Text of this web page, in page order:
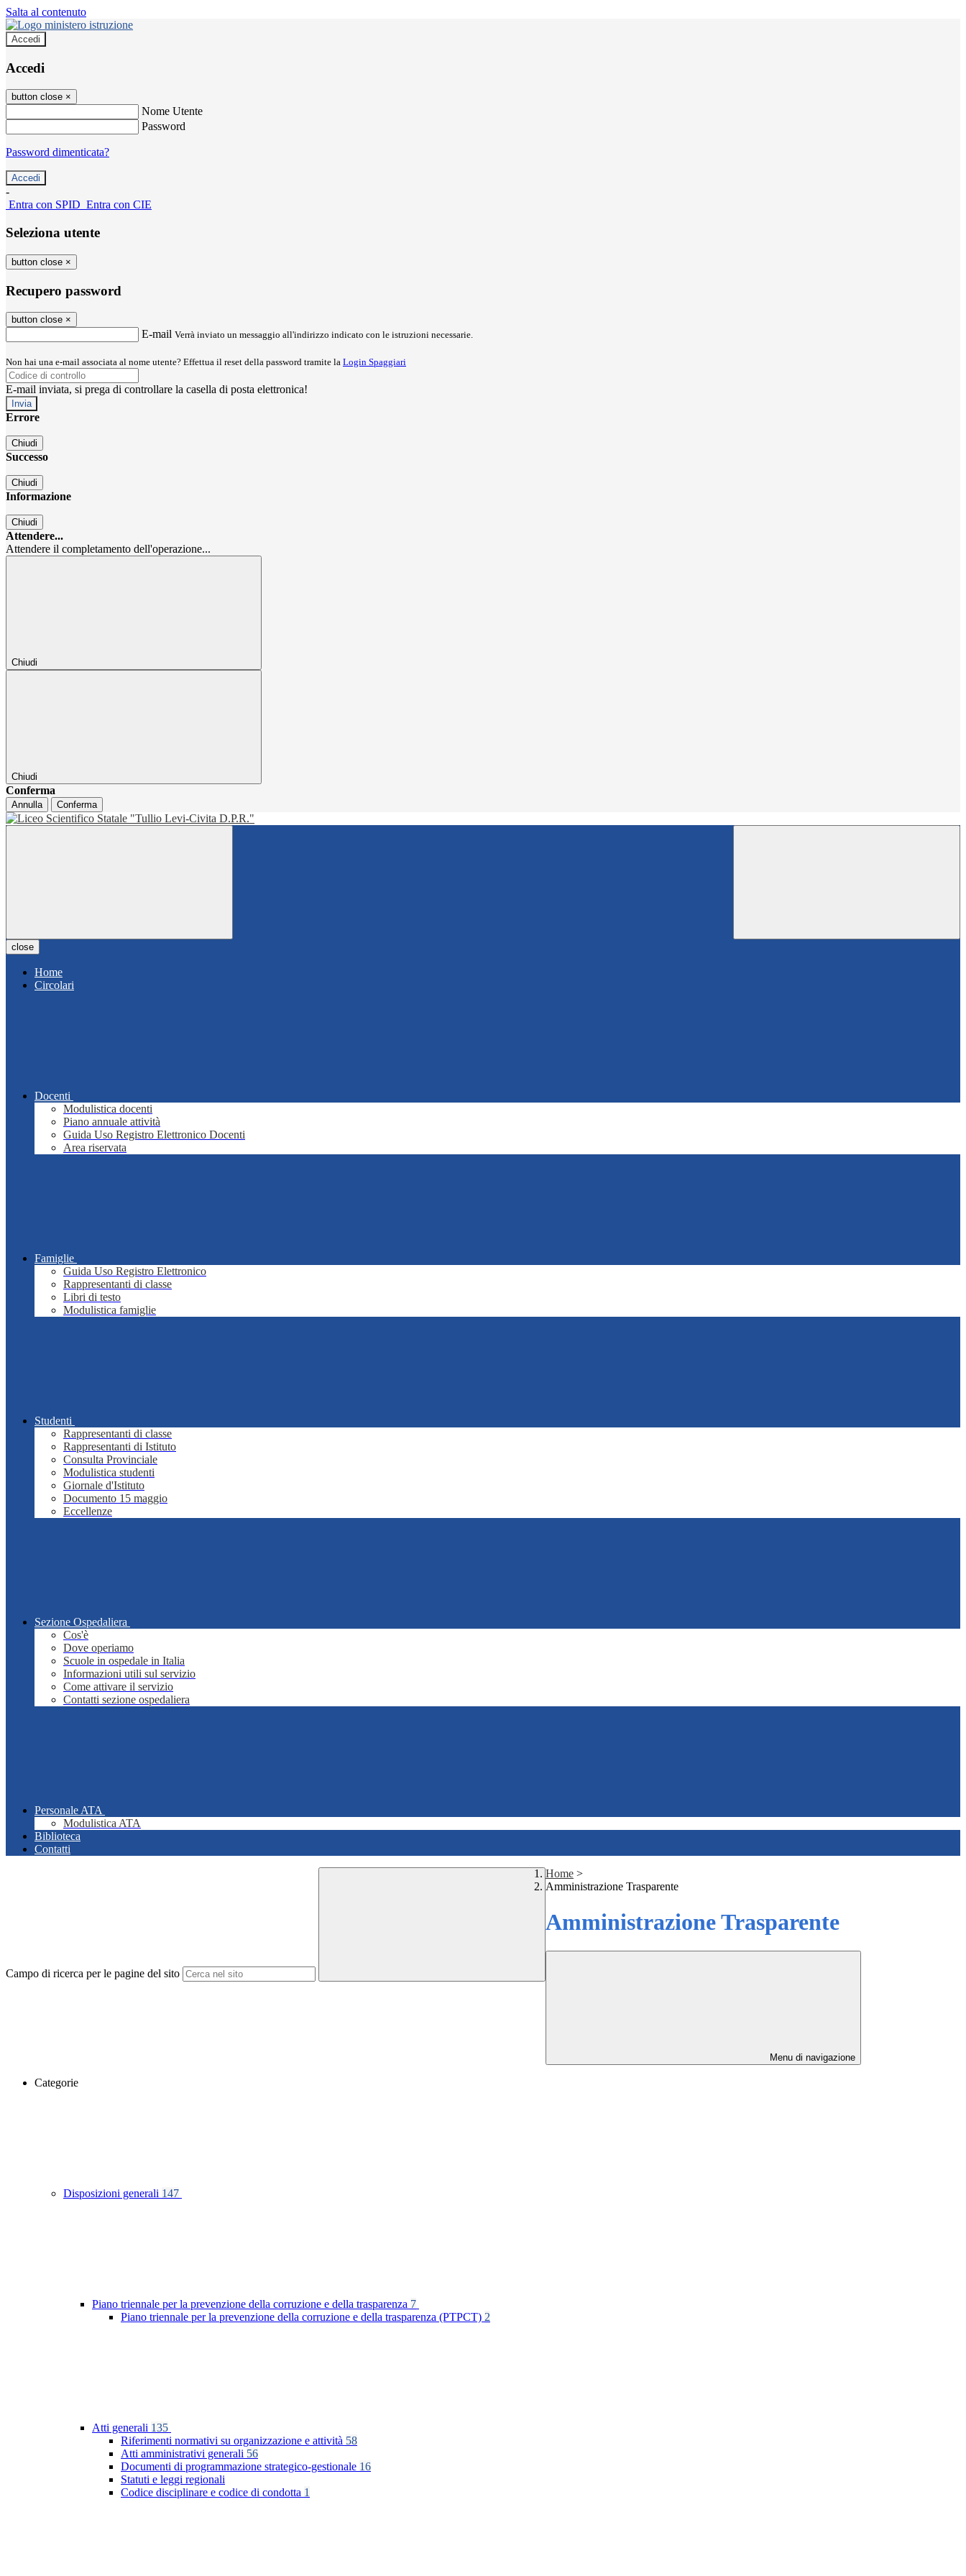
Salta al contenuto
Accedi
Accedi
button close ×
Nome Utente
Password
Password dimenticata?
-
Entra con SPID Entra con CIE
Seleziona utente
button close ×
Recupero password
button close ×
E-mail Verrà inviato un messaggio all'indirizzo indicato con le istruzioni necessarie.
Non hai una e-mail associata al nome utente? Effettua il reset della password tramite la Login Spaggiari
E-mail inviata, si prega di controllare la casella di posta elettronica!
Errore
Chiudi
Successo
Chiudi
Informazione
Chiudi
Attendere...
Attendere il completamento dell'operazione...
Chiudi
Chiudi
Conferma
Annulla Conferma
close
Home
Circolari
Docenti
Modulistica docenti
Piano annuale attività
Guida Uso Registro Elettronico Docenti
Area riservata
Famiglie
Guida Uso Registro Elettronico
Rappresentanti di classe
Libri di testo
Modulistica famiglie
Studenti
Rappresentanti di classe
Rappresentanti di Istituto
Consulta Provinciale
Modulistica studenti
Giornale d'Istituto
Documento 15 maggio
Eccellenze
Sezione Ospedaliera
Cos'è
Dove operiamo
Scuole in ospedale in Italia
Informazioni utili sul servizio
Come attivare il servizio
Contatti sezione ospedaliera
Personale ATA
Modulistica ATA
Biblioteca
Contatti
Campo di ricerca per le pagine del sito
Home >
Amministrazione Trasparente
Amministrazione Trasparente
Menu di navigazione
Categorie
Disposizioni generali 147
Piano triennale per la prevenzione della corruzione e della trasparenza 7
Piano triennale per la prevenzione della corruzione e della trasparenza (PTPCT) 2
Atti generali 135
Riferimenti normativi su organizzazione e attività 58
Atti amministrativi generali 56
Documenti di programmazione strategico-gestionale 16
Statuti e leggi regionali
Codice disciplinare e codice di condotta 1